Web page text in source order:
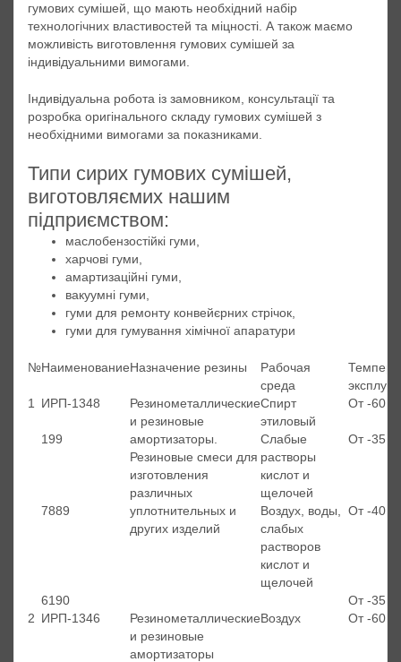
гумових сумішей, що мають необхідний набір
технологічних властивостей та міцності. А також маємо
можливість виготовлення гумових сумішей за
індивідуальними вимогами.
Індивідуальна робота із замовником, консультації та
розробка оригінального складу гумових сумішей з
необхідними вимогами за показниками.
Типи сирих гумових сумішей,
виготовляємих нашим
підприємством:
маслобензостійкі гуми,
харчові гуми,
амартизаційні гуми,
вакуумні гуми,
гуми для ремонту конвейєрних стрічок,
гуми для гумування хімічної апаратури
№НаименованиеНазначение резины
Рабочая
среда
1
ИРП-1348
Резинометаллические
и резиновые
амортизаторы.
Резиновые смеси для
изготовления
различных
уплотнительных и
других изделий
Спирт
этиловый
От -60
199
Слабые
растворы
кислот и
щелочей
От -35
7889
Воздух, воды,
слабых
растворов
кислот и
щелочей
От -40
6190
От -35
2 ИРП-1346
Резинометаллические
и резиновые
амортизаторы
Воздух От -60